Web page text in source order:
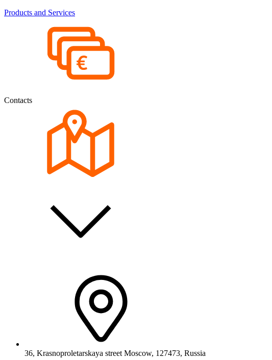
Products and Services
Contacts
36, Krasnoproletarskaya street Moscow, 127473, Russia